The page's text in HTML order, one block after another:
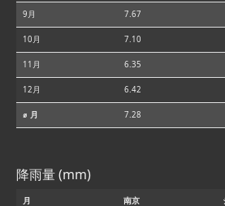
9月 7.67
10月 7.10
11月 6.35
12月 6.42
⌀ 月 7.28
降雨量 (mm)
月 南京